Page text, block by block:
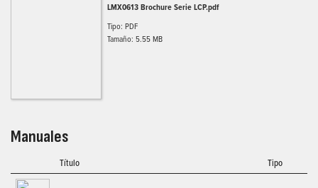
LMX0613 Brochure Serie LCP.pdf
Tipo: PDF
Tamaño: 5.55 MB
Manuales
Título Tipo